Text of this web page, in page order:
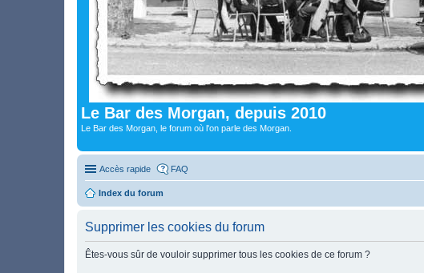
Le Bar des Morgan, depuis 2010
Le Bar des Morgan, le forum où l'on parle des Morgan.
Accès rapide FAQ
Index du forum
Supprimer les cookies du forum
Êtes-vous sûr de vouloir supprimer tous les cookies de ce forum ?